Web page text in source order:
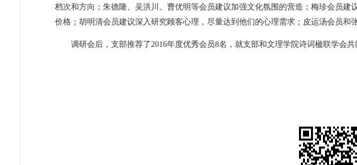
档次和方向；朱德隆、吴洪川、曹优明等会员建议加强文化氛围的营造；梅珍会员
价格；胡明清会员建议深入研究顾客心理，尽量达到他们的心理需求；皮运汤会员和
调研会后，支部推荐了2016年度优秀会员8名，就支部和文理学院诗词楹联学会